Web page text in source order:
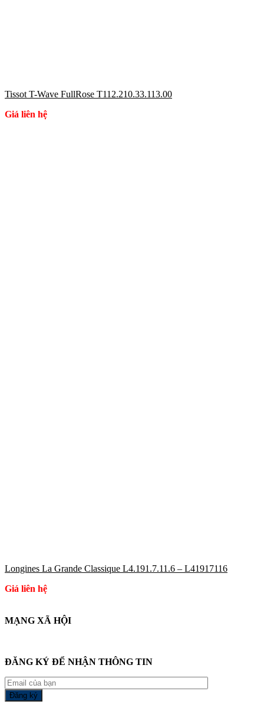
Tissot T-Wave FullRose T112.210.33.113.00
Giá liên hệ
Longines La Grande Classique L4.191.7.11.6 – L41917116
Giá liên hệ
MẠNG XÃ HỘI
ĐĂNG KÝ ĐỂ NHẬN THÔNG TIN